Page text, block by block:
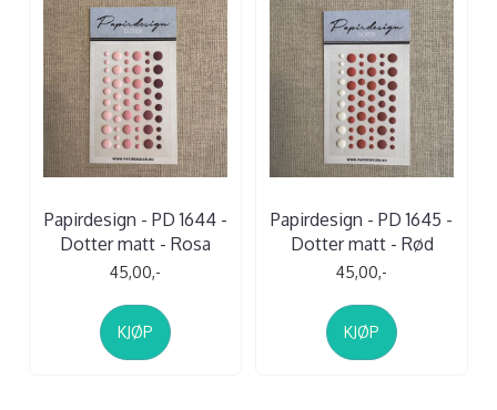
Papirdesign - PD 1644 -
Dotter matt - Rosa
45,00,-
KJØP
Papirdesign - PD 1645 -
Dotter matt - Rød
45,00,-
KJØP